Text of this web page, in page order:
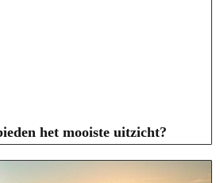
het mooiste uitzicht?